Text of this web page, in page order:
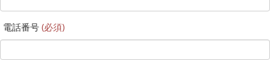
電話番号 (必須)